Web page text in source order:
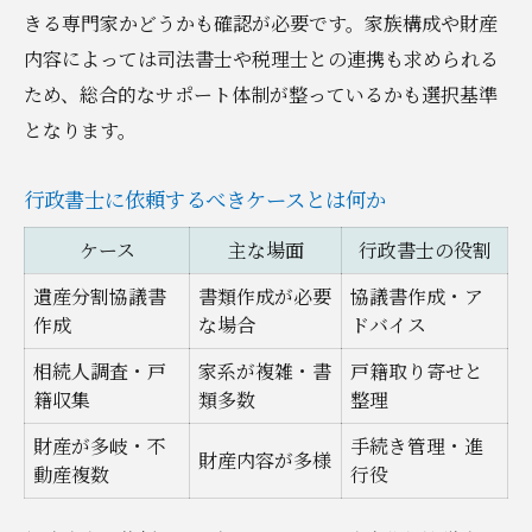
きる専門家かどうかも確認が必要です。家族構成や財産
内容によっては司法書士や税理士との連携も求められる
ため、総合的なサポート体制が整っているかも選択基準
となります。
行政書士に依頼するべきケースとは何か
ケース 主な場面
行政書士の役割
遺産分割協議書
作成
書類作成が必要
な場合
協議書作成・ア
ドバイス
相続人調査・戸
籍収集
家系が複雑・書
類多数
戸籍取り寄せと
整理
財産が多岐・不
動産複数
財産内容が多様
手続き管理・進
行役